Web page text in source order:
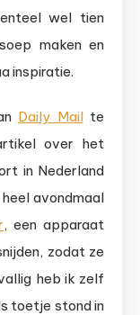
wel tien
maken en
inspiratie.
Daily Mailte
over het
in Nederland
avondmaal
, een apparaat
zodat ze
heb ik zelf
toetje stond in